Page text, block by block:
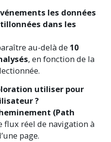
les données
dans les
au-delà de 10
, en fonction de la
utiliser pour
?
(Path
réel de navigation à
page.